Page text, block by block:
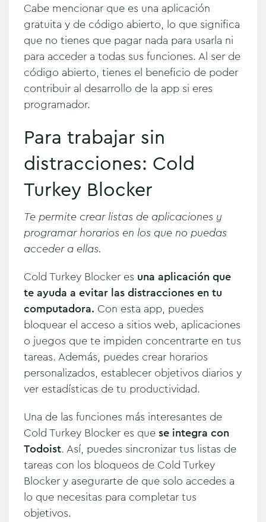
Cabe mencionar que es una aplicación
gratuita y de código abierto, lo que significa
que no tienes que pagar nada para usarla ni
para acceder a todas sus funciones. Al ser de
código abierto, tienes el beneficio de poder
contribuir al desarrollo de la app si eres
programador.
Para trabajar sin
distracciones: Cold
Turkey Blocker
Te permite crear listas de aplicaciones y
programar horarios en los que no puedas
acceder a ellas.
Cold Turkey Blocker es una aplicación que
te ayuda a evitar las distracciones en tu
computadora. Con esta app, puedes
bloquear el acceso a sitios web, aplicaciones
o juegos que te impiden concentrarte en tus
tareas. Además, puedes crear horarios
personalizados, establecer objetivos diarios y
ver estadísticas de tu productividad.
Una de las funciones más interesantes de
Cold Turkey Blocker es quese integra con
Todoist. Así, puedes sincronizar tus listas de
tareas con los bloqueos de Cold Turkey
Blocker y asegurarte de que solo accedes a
lo que necesitas para completar tus
objetivos.